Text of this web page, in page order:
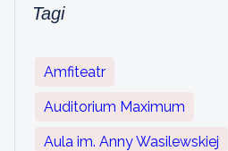
Tagi
Amfiteatr
Auditorium Maximum
Aula im. Anny Wasilewskiej